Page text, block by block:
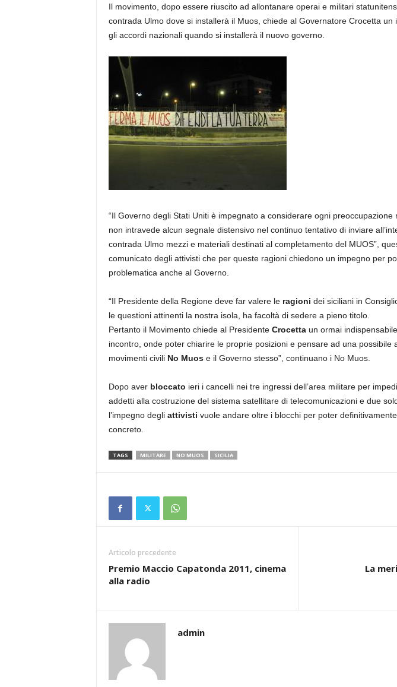
Il movimento, dopo essere riuscito ad allontanare operai e militari
contrada Ulmo dove si installerà il Muos, chiede al Governatore Crocetta un
gli accordi nazionali quando si installerà il nuovo governo.
“Il Governo degli Stati Uniti è impegnato a considerare ogni preoccupazione
non intravede alcun segnale distensivo nel continuo tentativo di inviare
contrada Ulmo mezzi e materiali destinati al completamento del MUOS”,
comunicato degli attivisti che per queste ragioni chiedono un impegno per
problematica anche al Governo.
“Il Presidente della Regione deve far valere leragioni dei siciliani in
le questioni attinenti la nostra isola, ha facoltà di sedere a pieno titolo.
Pertanto il Movimento chiede al Presidente Crocettaun ormai
incontro, onde poter chiarire le proprie posizioni e pensare ad una possibile
movimenti civili No Muose il Governo stesso”, continuano i No Muos.
Dopo aver bloccato ieri i cancelli nei tre ingressi dell’area militare per
addetti alla costruzione del sistema satellitare di telecomunicazioni e due
l’impegno degli attivisti vuole andare oltre i blocchi per poter
concreto.
TAGS MILITARE NO MUOS SICILIA
Articolo precedente
Premio Maccio Capatonda 2011, cinema
alla radio
La
admin